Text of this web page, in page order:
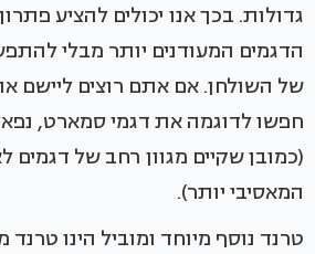
גדולות. בכך אנו יכולים להציע
הדגמים המעודנים יותר מבלי
של השולחן. אם אתם רוצים ליישם
חפשו לדוגמה את דגמי סמארט,
(כמובן שקיים מגוון רחב של דגמים
המאסיבי יותר).
טרנד נוסף מיוחד ומוביל הינו